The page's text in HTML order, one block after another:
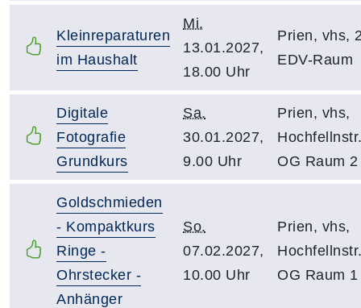
Kleinreparaturen
im Haushalt
Mi.
13.01.2027,
18.00 Uhr
Prien, vhs,
EDV-Raum
Digitale
Fotografie
Grundkurs
Sa.
30.01.2027,
9.00 Uhr
Prien, vhs,
OG Raum 2
Goldschmieden
- Kompaktkurs
Ringe -
Ohrstecker -
Anhänger
So.
07.02.2027,
10.00 Uhr
Prien, vhs,
OG Raum 1